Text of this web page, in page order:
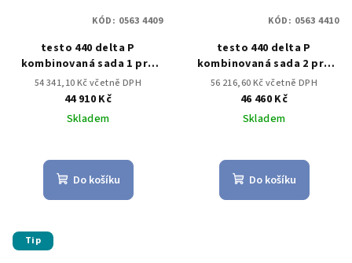
testo 440 delta P
kombinovaná sada 1 pro
měření proudění s BT
54 341,10 Kč včetně DPH
44 910 Kč
Skladem
Do košíku
KÓD: 0563 4409
testo 440 delta P
kombinovaná sada 2 pro
měření proudění s BT
56 216,60 Kč včetně DPH
46 460 Kč
Skladem
Do košíku
KÓD: 0563 4410
Tip